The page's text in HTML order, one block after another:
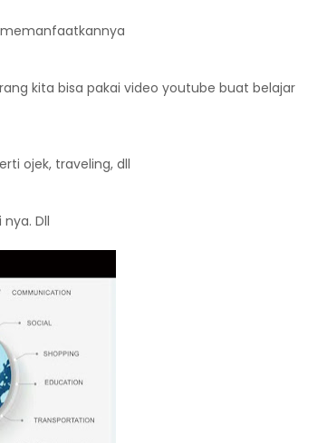
memanfaatkannya
kita bisa pakai video youtube buat belajar
ojek, traveling, dll
Dll